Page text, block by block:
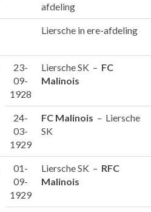
afdeling
Liersche in ere-afdeling
23-
09-
1928
Liersche SK – FC
Malinois
24-
03-
1929
FC Malinois – Liersche
SK
01-
09-
1929
Liersche SK – RFC
Malinois